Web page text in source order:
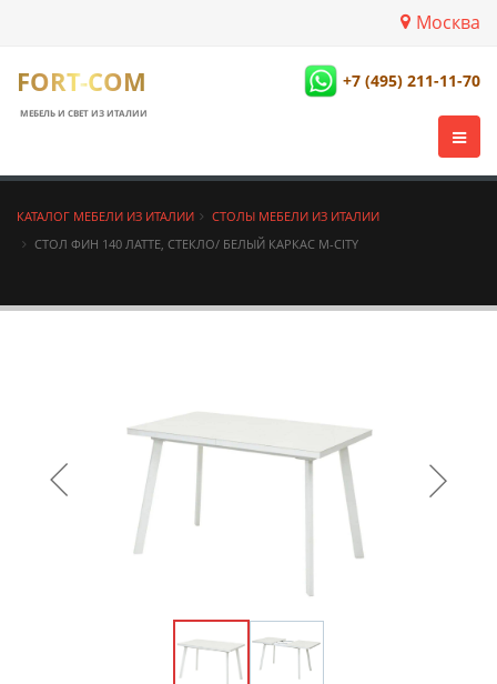
Москва
FORT-COM
МЕБЕЛЬ И СВЕТ ИЗ ИТАЛИИ
+7 (495) 211-11-70
КАТАЛОГ МЕБЕЛИ ИЗ ИТАЛИИ
СТОЛЫ МЕБЕЛИ ИЗ ИТАЛИИ
СТОЛ ФИН 140 ЛАТТЕ, СТЕКЛО/ БЕЛЫЙ КАРКАС М-CITY